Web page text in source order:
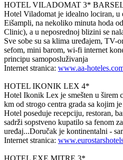
HOTEL VILADOMAT 3*
Hotel Viladomat je idealno lociran, u
Eišampli, na nekoliko minuta hoda
Clinic), a u neposrednoj blizini se
Sve sobe su sa klima uređajem, TV-
sefom, mini barom, wi-fi internet
principu samoposluživanja
Internet stranica: www.aa-
HOTEL IKONIK LEX 4*
Hotel Ikonik Lex je smešten u širem
km od strogo centra grada sa kojim
Hotel poseduje recepciju, restoran,
sadrži sopstveno kupatilo sa fenom
uređaj...Doručak je kontinentalni -
Internet stranica:
HOTEL EXE MITRE 3*